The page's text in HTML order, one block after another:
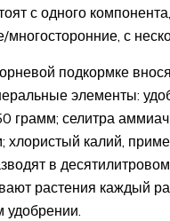
с одного
с
подкормке
элементы:
грамм; селитра
хлористый калий,
в
растения каждый
удобрении.